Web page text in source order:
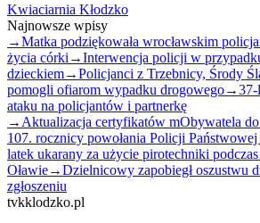
Kwiaciarnia Kłodzko
Najnowsze wpisy
→Matka podziękowała wrocławskim
życia córki →Interwencja policji w
dzieckiem→Policjanci z Trzebnicy, Środy
pomogli ofiarom wypadku drogowego→37-
ataku na policjantów i partnerkę
→ Aktualizacja certyfikatów mObywatela
107. rocznicy powołania Policji
latek ukarany za użycie pirotechniki
Oławie→Dzielnicowy zapobiegł oszustwu
zgłoszeniu
tvkklodzko.pl